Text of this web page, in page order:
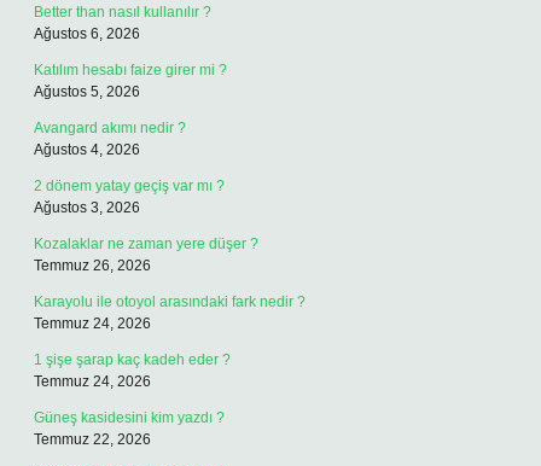
Better than nasıl kullanılır ?
Ağustos 6, 2026
Katılım hesabı faize girer mi ?
Ağustos 5, 2026
Avangard akımı nedir ?
Ağustos 4, 2026
2 dönem yatay geçiş var mı ?
Ağustos 3, 2026
Kozalaklar ne zaman yere düşer ?
Temmuz 26, 2026
Karayolu ile otoyol arasındaki fark nedir ?
Temmuz 24, 2026
1 şişe şarap kaç kadeh eder ?
Temmuz 24, 2026
Güneş kasidesini kim yazdı ?
Temmuz 22, 2026